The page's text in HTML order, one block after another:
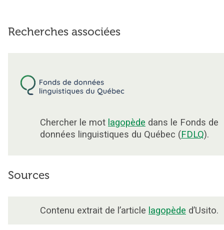
Recherches associées
Chercher le mot lagopède dans le Fonds de
données linguistiques du Québec (FDLQ).
Sources
Contenu extrait de l’article lagopède d’Usito.